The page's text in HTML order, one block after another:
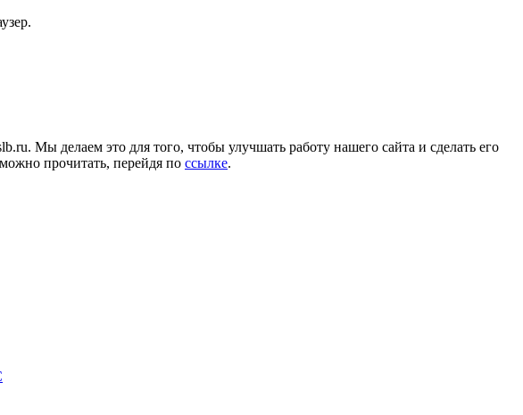
Мы делаем это для того, чтобы улучшать работу нашего сайта и сделать его
прочитать, перейдя по ссылке.